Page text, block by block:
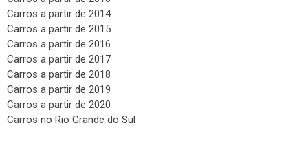
Carros a partir de 2014
Carros a partir de 2015
Carros a partir de 2016
Carros a partir de 2017
Carros a partir de 2018
Carros a partir de 2019
Carros a partir de 2020
Carros no Rio Grande do Sul